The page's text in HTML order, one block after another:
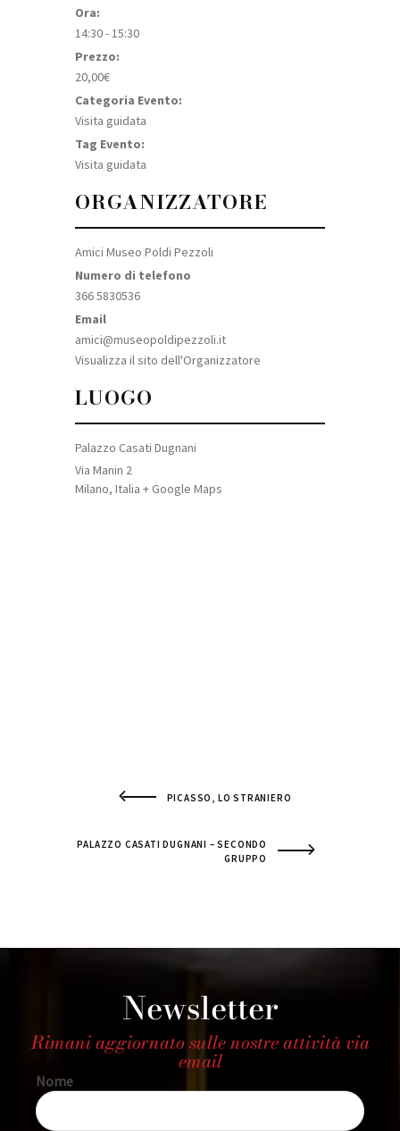
Ora:
14:30 - 15:30
Prezzo:
20,00€
Categoria Evento:
Visita guidata
Tag Evento:
Visita guidata
ORGANIZZATORE
Amici Museo Poldi Pezzoli
Numero di telefono
366 5830536
Email
amici@museopoldipezzoli.it
Visualizza il sito dell'Organizzatore
LUOGO
Palazzo Casati Dugnani
Via Manin 2
Milano, Italia + Google Maps
PICASSO, LO STRANIERO
PALAZZO CASATI DUGNANI – SECONDO
GRUPPO
Newsletter
Rimani aggiornato sulle nostre attività via
email